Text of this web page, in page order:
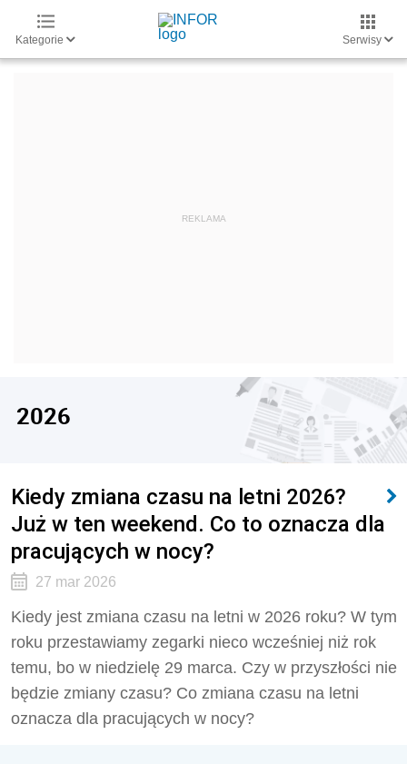
Kategorie Serwisy
2026
Kiedy zmiana czasu na letni 2026?
Już w ten weekend. Co to oznacza dla
pracujących w nocy?
27 mar 2026
Kiedy jest zmiana czasu na letni w 2026 roku? W tym
roku przestawiamy zegarki nieco wcześniej niż rok
temu, bo w niedzielę 29 marca. Czy w przyszłości nie
będzie zmiany czasu? Co zmiana czasu na letni
oznacza dla pracujących w nocy?